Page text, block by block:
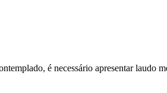
é necessário apresentar